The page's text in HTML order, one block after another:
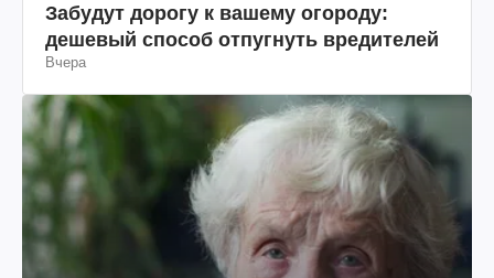
Забудут дорогу к вашему огороду:
дешевый способ отпугнуть вредителей
Вчера